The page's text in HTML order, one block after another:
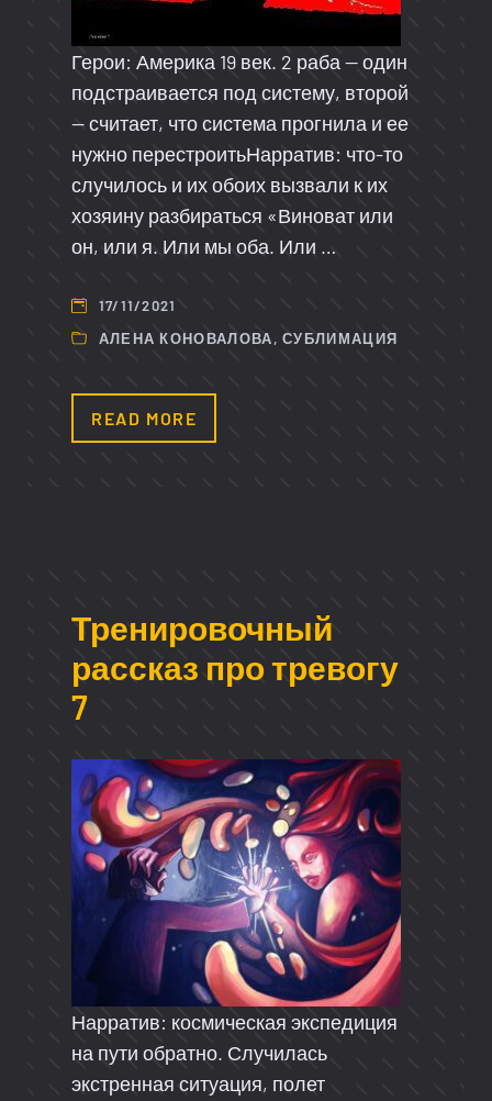
Герои: Америка 19 век. 2 раба — один
подстраивается под систему, второй
— считает, что система прогнила и ее
нужно перестроитьНарратив: что-то
случилось и их обоих вызвали к их
хозяину разбираться «Виноват или
он, или я. Или мы оба. Или …
17/11/2021
АЛЕНА КОНОВАЛОВА,СУБЛИМАЦИЯ
READ MORE
Тренировочный
рассказ про тревогу
7
Нарратив: космическая экспедиция
на пути обратно. Случилась
экстренная ситуация, полет